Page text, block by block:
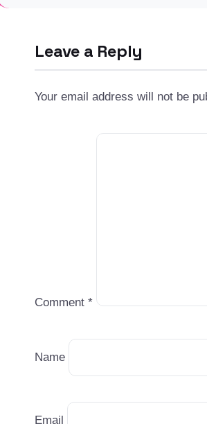
Leave a Reply
Your email address will not be
Comment *
Name
Email